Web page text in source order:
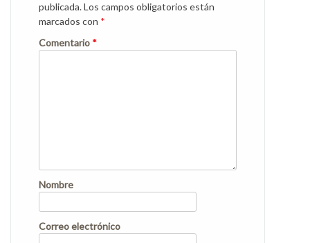
publicada.Los campos obligatorios están
marcados con *
Comentario *
Nombre
Correo electrónico